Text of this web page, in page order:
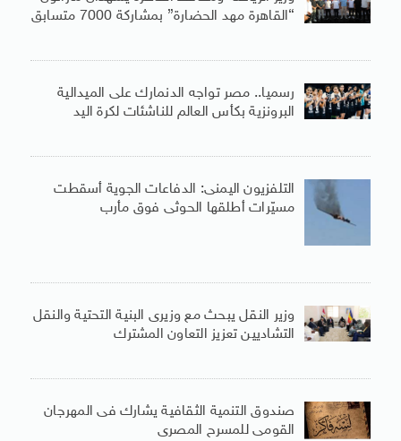
“القاهرة مهد الحضارة” بمشاركة 7000 متسابق
رسميا.. مصر تواجه الدنمارك على الميدالية
البرونزية بكأس العالم للناشئات لكرة اليد
التلفزيون اليمنى: الدفاعات الجوية أسقطت
مسيّرات أطلقها الحوثى فوق مأرب
وزير النقل يبحث مع وزيرى البنية التحتية والنقل
التشاديين تعزيز التعاون المشترك
صندوق التنمية الثقافية يشارك فى المهرجان
القومى للمسرح المصرى